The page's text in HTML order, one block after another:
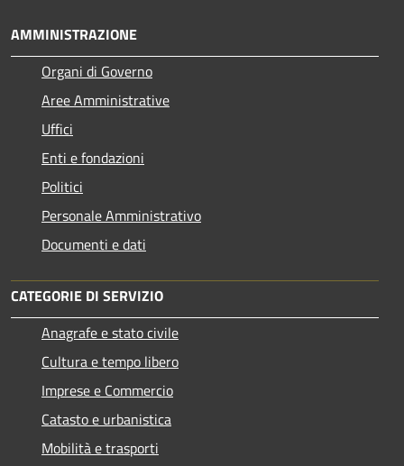
AMMINISTRAZIONE
Organi di Governo
Aree Amministrative
Uffici
Enti e fondazioni
Politici
Personale Amministrativo
Documenti e dati
CATEGORIE DI SERVIZIO
Anagrafe e stato civile
Cultura e tempo libero
Imprese e Commercio
Catasto e urbanistica
Mobilità e trasporti